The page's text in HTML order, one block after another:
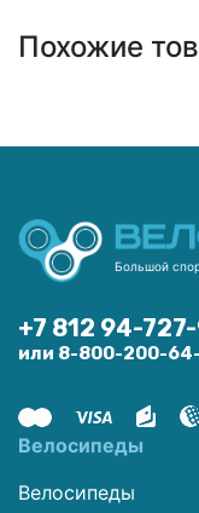
Похожие
Большой
+7 812 94-
или 8-800-200-
Велосипеды
Велосипеды